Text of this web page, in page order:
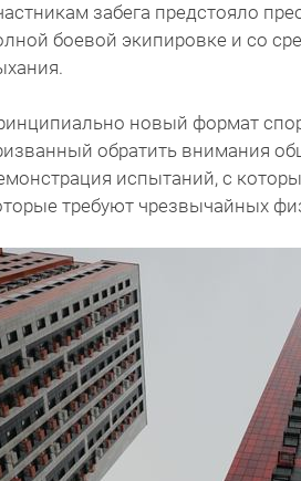
забега предстояло
боевой экипировке и со
новый формат
обратить внимания
испытаний, с
требуют чрезвычайных